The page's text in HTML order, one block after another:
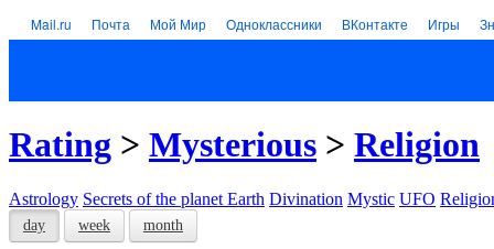
Mail.ru Почта Мой Мир Одноклассники ВКонтакте Игры
Rating > Mysterious > Religion
Astrology Secrets of the planet Earth Divination Mystic UFO
day week month